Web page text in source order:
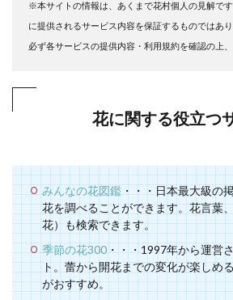
※本サイトの情報は、あくまで花村個人の見解で
に提供されるサービス内容を保証するものではあ
必ず各サービスの提供内容・利用規約を確認の上、
花に関する役立つ
みんなの花図鑑 ・・・日本最大級の
花を調べることができます。花言葉
花）も検索できます。
季節の花300・・・1997年から運営
ト。蕾から開花までの変化が楽しめ
がおすすめ。